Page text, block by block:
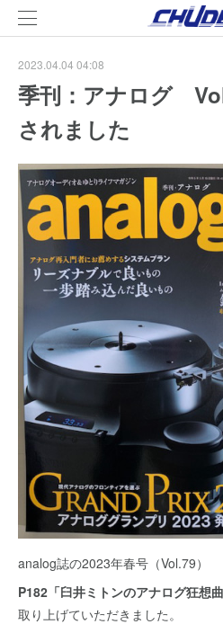
2023.04.04 04:08
季刊：アナログ
されました
analog誌の2023年春号（Vol.79）
P182「臼井ミトンのアナログ狂想
取り上げていただきました。